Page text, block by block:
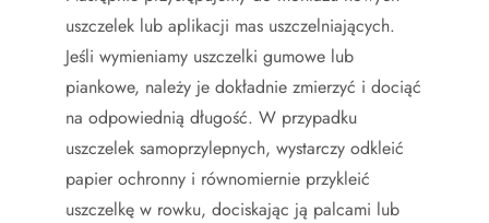
uszczelek lub aplikacji mas uszczelniających.
Jeśli wymieniamy uszczelki gumowe lub
piankowe, należy je dokładnie zmierzyć i dociąć
na odpowiednią długość. W przypadku
uszczelek samoprzylepnych, wystarczy odkleić
papier ochronny i równomiernie przykleić
uszczelkę w rowku, dociskając ją palcami lub